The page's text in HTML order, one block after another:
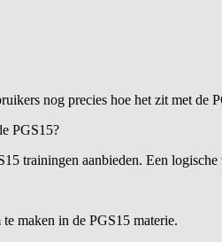
nog precies hoe het zit met de
PGS15?
trainingen aanbieden. Een
maken in de PGS15 materie.